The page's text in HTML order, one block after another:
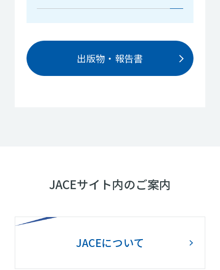
出版物・報告書
JACEサイト内のご案内
JACEについて